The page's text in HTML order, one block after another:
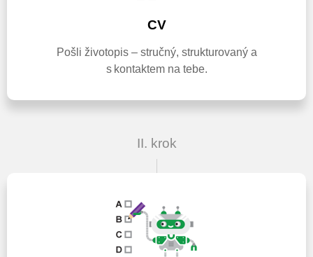
CV
Pošli životopis – stručný, strukturovaný a
s kontaktem na tebe.
II. krok